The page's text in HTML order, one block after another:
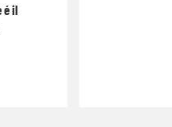
é il